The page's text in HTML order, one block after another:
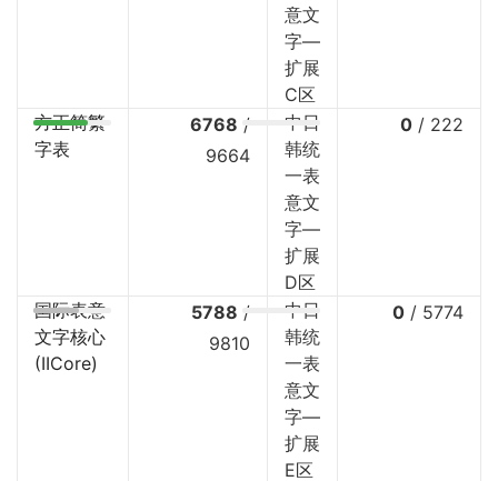
意文
字—
扩展
C区
方正简繁
字表
6768 /
9664
中日
韩统
一表
意文
字—
扩展
D区
0 / 222
国际表意
文字核心
(IICore)
5788 /
9810
中日
韩统
一表
意文
字—
扩展
E区
0 / 5774